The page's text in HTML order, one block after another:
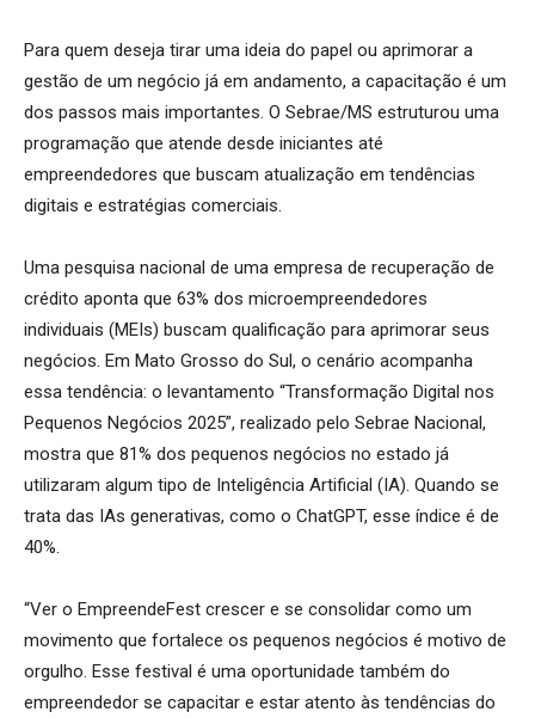
Para quem deseja tirar uma ideia do papel ou aprimorar a
gestão de um negócio já em andamento, a capacitação é um
dos passos mais importantes. O Sebrae/MS estruturou uma
programação que atende desde iniciantes até
empreendedores que buscam atualização em tendências
digitais e estratégias comerciais.
Uma pesquisa nacional de uma empresa de recuperação de
crédito aponta que 63% dos microempreendedores
individuais (MEIs) buscam qualificação para aprimorar seus
negócios. Em Mato Grosso do Sul, o cenário acompanha
essa tendência: o levantamento “Transformação Digital nos
Pequenos Negócios 2025”, realizado pelo Sebrae Nacional,
mostra que 81% dos pequenos negócios no estado já
utilizaram algum tipo de Inteligência Artificial (IA). Quando se
trata das IAs generativas, como o ChatGPT, esse índice é de
40%.
“Ver o EmpreendeFest crescer e se consolidar como um
movimento que fortalece os pequenos negócios é motivo de
orgulho. Esse festival é uma oportunidade também do
empreendedor se capacitar e estar atento às tendências do